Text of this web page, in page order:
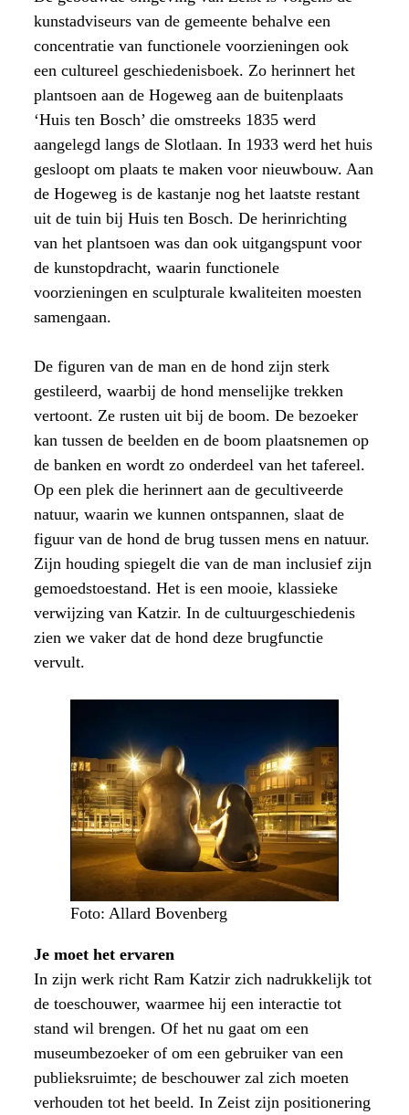
kunstadviseurs van de gemeente behalve een
concentratie van functionele voorzieningen ook
een cultureel geschiedenisboek. Zo herinnert het
plantsoen aan de Hogeweg aan de buitenplaats
‘Huis ten Bosch’ die omstreeks 1835 werd
aangelegd langs de Slotlaan. In 1933 werd het huis
gesloopt om plaats te maken voor nieuwbouw. Aan
de Hogeweg is de kastanje nog het laatste restant
uit de tuin bij Huis ten Bosch. De herinrichting
van het plantsoen was dan ook uitgangspunt voor
de kunstopdracht, waarin functionele
voorzieningen en sculpturale kwaliteiten moesten
samengaan.
De figuren van de man en de hond zijn sterk
gestileerd, waarbij de hond menselijke trekken
vertoont. Ze rusten uit bij de boom. De bezoeker
kan tussen de beelden en de boom plaatsnemen op
de banken en wordt zo onderdeel van het tafereel.
Op een plek die herinnert aan de gecultiveerde
natuur, waarin we kunnen ontspannen, slaat de
figuur van de hond de brug tussen mens en natuur.
Zijn houding spiegelt die van de man inclusief zijn
gemoedstoestand. Het is een mooie, klassieke
verwijzing van Katzir. In de cultuurgeschiedenis
zien we vaker dat de hond deze brugfunctie
vervult.
Foto: Allard Bovenberg
Je moet het ervaren
In zijn werk richt Ram Katzir zich nadrukkelijk tot
de toeschouwer, waarmee hij een interactie tot
stand wil brengen. Of het nu gaat om een
museumbezoeker of om een gebruiker van een
publieksruimte; de beschouwer zal zich moeten
verhouden tot het beeld. In Zeist zijn positionering